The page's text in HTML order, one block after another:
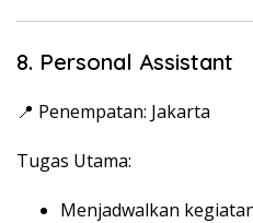
8. Personal Assistant
📍 Penempatan: Jakarta
Tugas Utama:
Menjadwalkan